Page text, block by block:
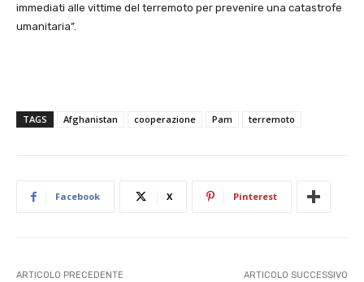
immediati alle vittime del terremoto per prevenire una catastrofe
umanitaria”.
TAGS Afghanistan cooperazione Pam terremoto
Facebook X Pinterest
ARTICOLO PRECEDENTE ARTICOLO SUCCESSIVO